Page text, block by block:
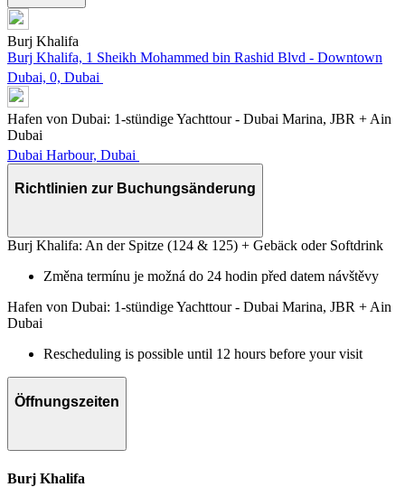
Burj Khalifa
Burj Khalifa, 1 Sheikh Mohammed bin Rashid Blvd - Downtown
Dubai, 0, Dubai
Hafen von Dubai: 1-stündige Yachttour - Dubai Marina, JBR + Ain
Dubai
Dubai Harbour, Dubai
Richtlinien zur Buchungsänderung
Burj Khalifa: An der Spitze (124 & 125) + Gebäck oder Softdrink
Změna termínu je možná do 24 hodin před datem návštěvy
Hafen von Dubai: 1-stündige Yachttour - Dubai Marina, JBR + Ain
Dubai
Rescheduling is possible until 12 hours before your visit
Öffnungszeiten
Burj Khalifa